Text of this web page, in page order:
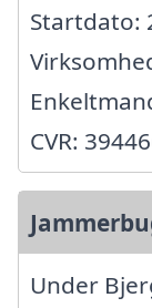
Startdato:
CVR:
Under